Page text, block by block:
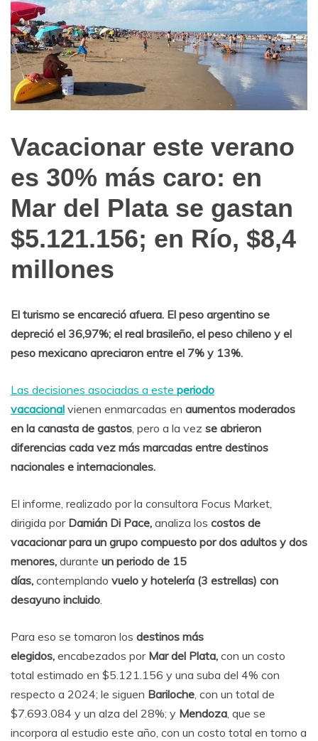
Noticias
Turismo
Vacacionar este verano
es 30% más caro: en
Mar del Plata se gastan
$5.121.156; en Río, $8,4
millones
El turismo se encareció afuera. El peso argentino se
depreció el 36,97%; el real brasileño, el peso chileno y el
peso mexicano apreciaron entre el 7% y 13%.
Las decisiones asociadas a este periodo
vacacional vienen enmarcadas en aumentos moderados
en la canasta de gastos, pero a la vez se abrieron
diferencias cada vez más marcadas entre destinos
nacionales e internacionales.
El informe, realizado por la consultora Focus Market,
dirigida por Damián Di Pace, analiza los costos de
vacacionar para un grupo compuesto por dos adultos y dos
menores, durante un periodo de 15
días, contemplando vuelo y hotelería (3 estrellas) con
desayuno incluido.
Para eso se tomaron los destinos más
elegidos, encabezados por Mar del Plata, con un costo
total estimado en $5.121.156 y una suba del 4% con
respecto a 2024; le siguen Bariloche, con un total de
$7.693.084 y un alza del 28%; y Mendoza, que se
incorpora al estudio este año, con un costo total en torno a